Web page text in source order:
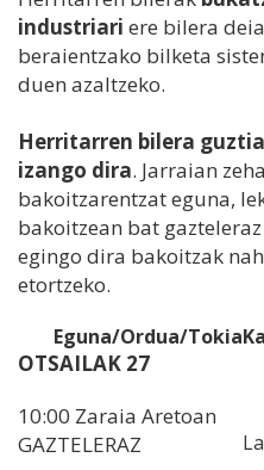
industriari ere bilera
beraientzako bilketa
duen azaltzeko.
Herritarren bilera
izango dira. Jarraian
bakoitzarentzat eguna,
bakoitzean bat
egingo dira bakoitzak
etortzeko.
Eguna/Ordua/Tokia
OTSAILAK 27
10:00 Zaraia Aretoan
GAZTELERAZ